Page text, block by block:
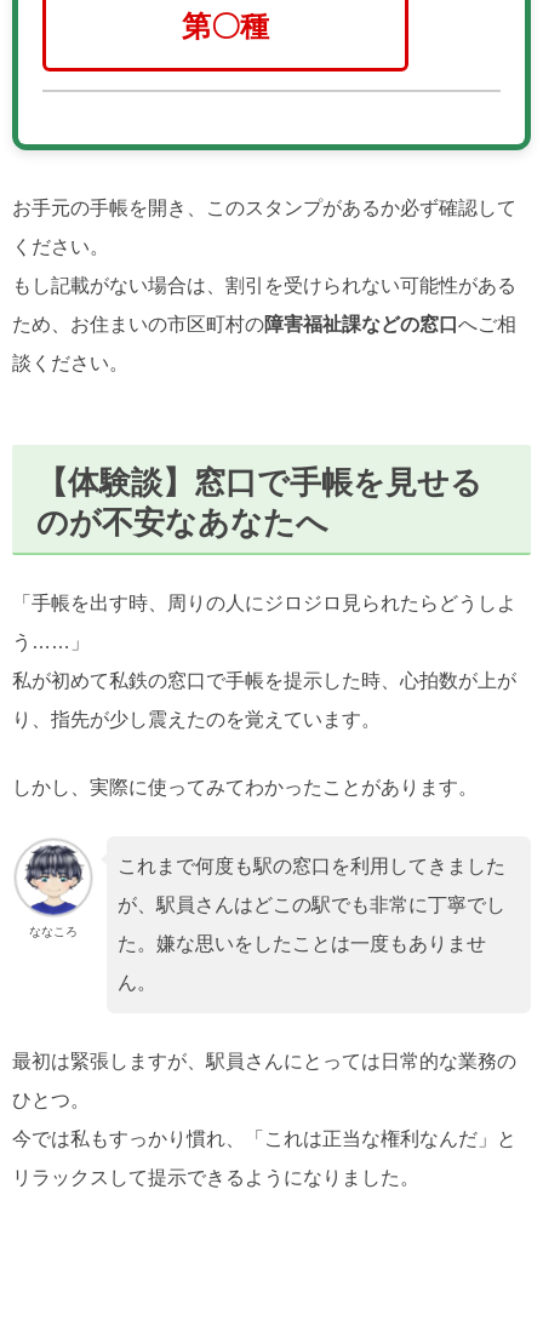
第〇種
お手元の手帳を開き、このスタンプがあるか必ず確認して
ください。
もし記載がない場合は、割引を受けられない可能性がある
ため、お住まいの市区町村の障害福祉課などの窓口 へご相
談ください。
【体験談】窓口で手帳を見せる
のが不安なあなたへ
「手帳を出す時、周りの人にジロジロ見られたらどうしよ
う……」
私が初めて私鉄の窓口で手帳を提示した時、心拍数が上が
り、指先が少し震えたのを覚えています。
しかし、実際に使ってみてわかったことがあります。
ななころ
これまで何度も駅の窓口を利用してきました
が、駅員さんはどこの駅でも非常に丁寧でし
た。嫌な思いをしたことは一度もありませ
ん。
最初は緊張しますが、駅員さんにとっては日常的な業務の
ひとつ。
今では私もすっかり慣れ、「これは正当な権利なんだ」と
リラックスして提示できるようになりました。